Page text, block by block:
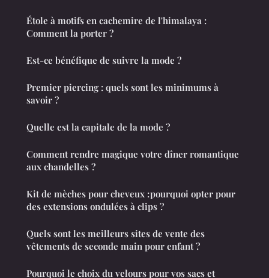
Étole à motifs en cachemire de l'himalaya :
Comment la porter ?
Est-ce bénéfique de suivre la mode ?
Premier piercing : quels sont les minimums à
savoir ?
Quelle est la capitale de la mode ?
Comment rendre magique votre dîner romantique
aux chandelles ?
Kit de mèches pour cheveux : pourquoi opter pour
des extensions ondulées à clips ?
Quels sont les meilleurs sites de vente des
vêtements de seconde main pour enfant ?
Pourquoi le choix du velours pour vos sacs et